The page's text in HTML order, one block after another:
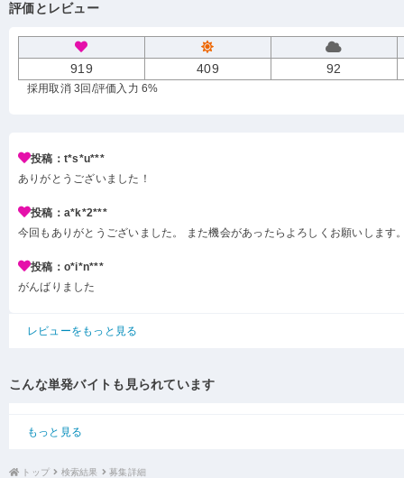
評価とレビュー
919 409 92
採用取消 3回 /評価入力 6%
投稿：t*s*u***
ありがとうございました！
投稿：a*k*2***
今回もありがとうございました。 また機会があったらよろしくお願いします
投稿：o*i*n***
がんばりました
レビューをもっと見る
こんな単発バイトも見られています
もっと見る
トップ 検索結果 募集詳細